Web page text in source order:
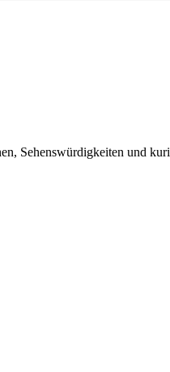
Sehenswürdigkeiten und